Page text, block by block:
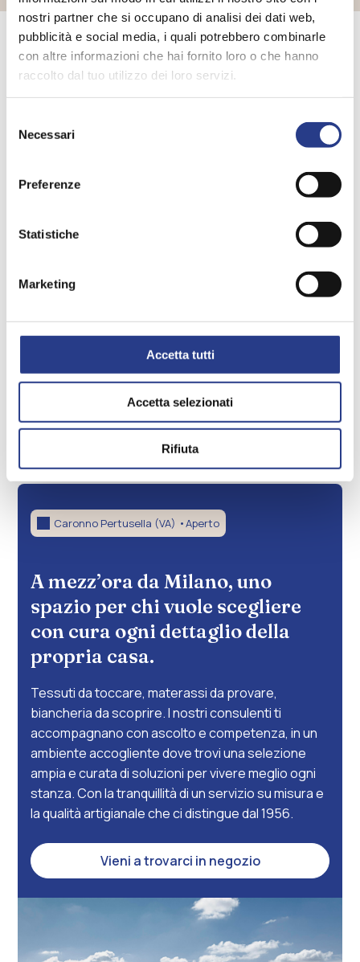
nostri partner che si occupano di analisi dei dati web,
pubblicità e social media, i quali potrebbero combinarle
con altre informazioni che hai fornito loro o che hanno
raccolto dal tuo utilizzo dei loro servizi.
delNecessari
Preferenze
Statistiche
Marketing
Accetta tutti
Accetta selezionati
Rifiuta
Ti potrebbe interessare anche
Castello
350,00€Fascia
di
prezzo:
da
a
350,00 €
Sissy
Slide
Caronno Pertusella (VA) •Aperto
A mezz’ora da Milano, uno
spazio per chi vuole scegliere
con cura ogni dettaglio della
propria casa.
Tessuti da toccare, materassi da provare,
biancheria da scoprire. I nostri consulenti ti
accompagnano con ascolto e competenza, in un
ambiente accogliente dove trovi una selezione
ampia e curata di soluzioni per vivere meglio ogni
stanza. Con la tranquillità di un servizio su misura e
la qualità artigianale che ci distingue dal 1956.
Vieni a trovarci in negozio